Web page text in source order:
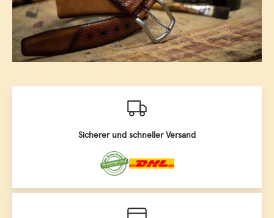
Sicherer und schneller Versand